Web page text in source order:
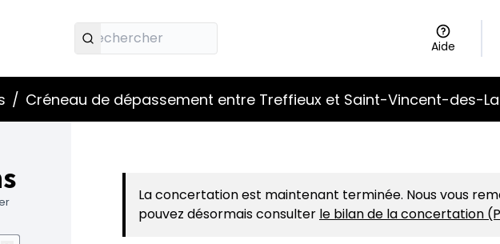
Aide
/ Créneau de dépassement entre Treffieux et Saint-Vincent-des-
La concertation est maintenant terminée. Nous vous
pouvez désormais consulter le bilan de la concertation